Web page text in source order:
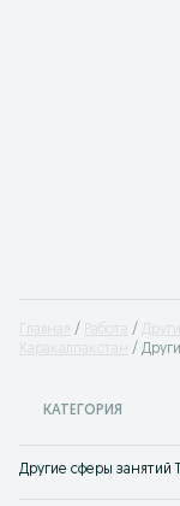
Главная Работа
Каракалпакстан
КАТЕГОРИЯ
Другие сферы занятий